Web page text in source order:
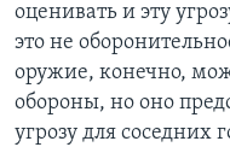
оценивать и эту
это не
оружие, конечно,
обороны, но оно
угрозу для соседних